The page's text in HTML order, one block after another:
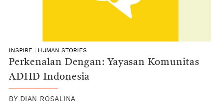
INSPIRE HUMAN STORIES
Perkenalan Dengan: Yayasan Komunitas
ADHD Indonesia
BY DIAN ROSALINA